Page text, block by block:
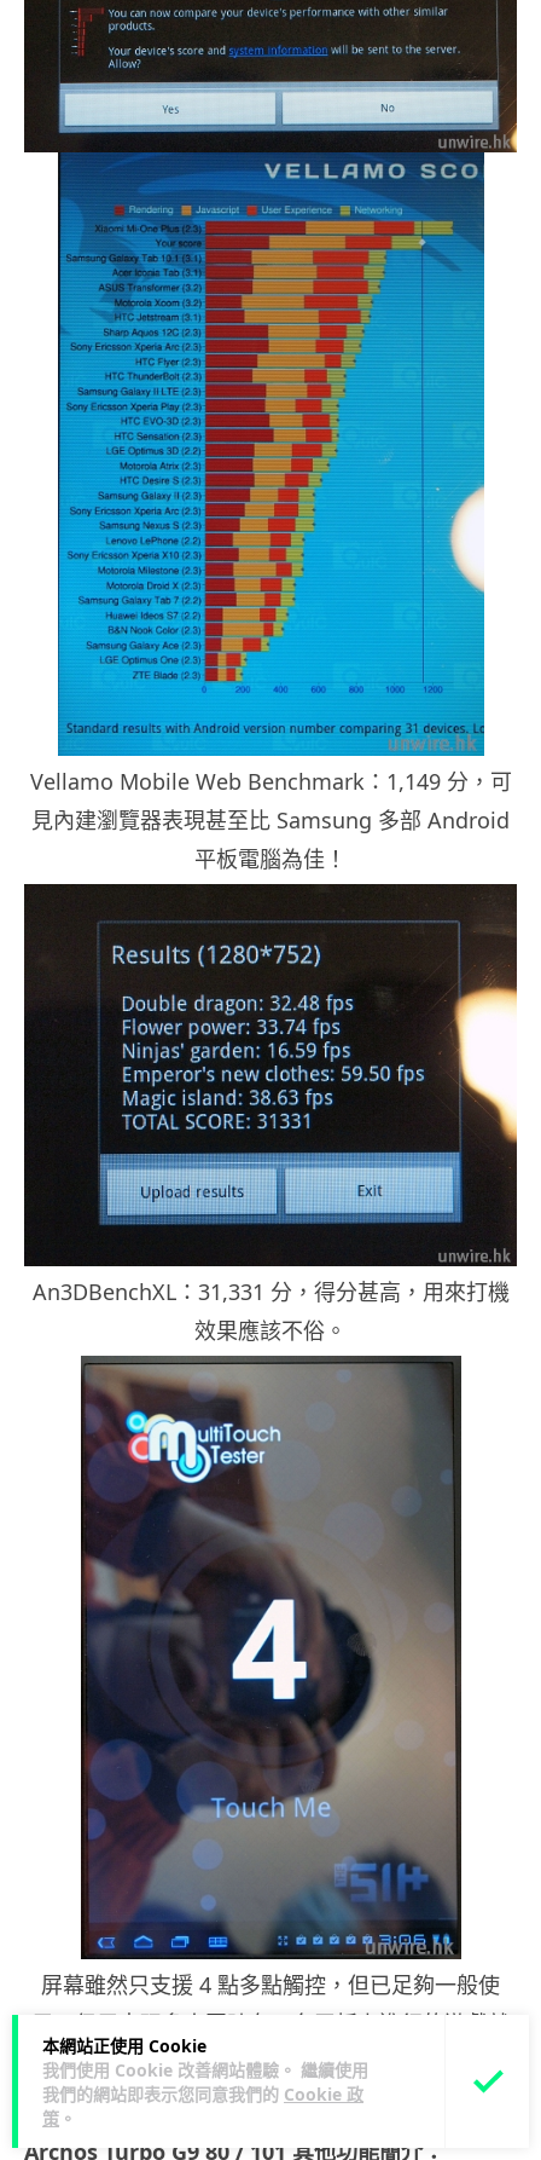
本網站正使用 Cookie
我們使用 Cookie 改善網站體驗。 繼續使用
我們的網站即表示您同意我們的 Cookie 政
策 。
Vellamo Mobile Web Benchmark：1,149 分，可
見內建瀏覽器表現甚至比 Samsung 多部 Android
平板電腦為佳！
An3DBenchXL：31,331 分，得分甚高，用來打機
效果應該不俗。
屏幕雖然只支援 4 點多點觸控，但已足夠一般使
用，但用來玩多人同時在一台平板上進行的遊戲就
可能有點吃力。
————————-
Archos Turbo G9 80 / 101 其他功能簡介：